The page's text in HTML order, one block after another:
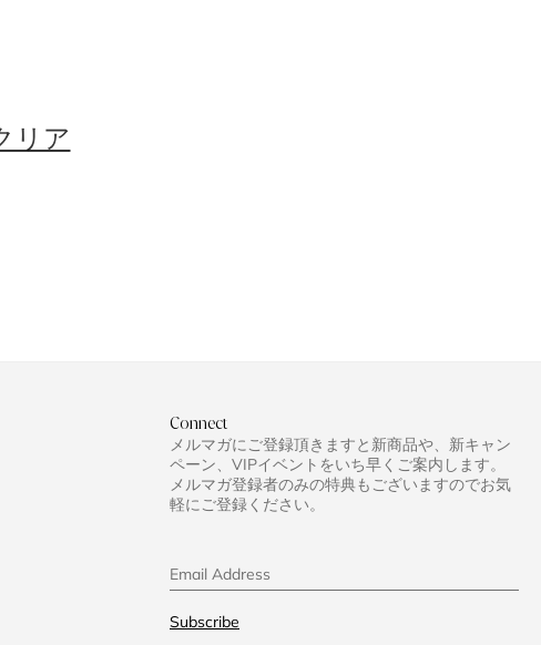
リア
Connect
メルマガにご登録頂きますと新商品や、新キャン
ペーン、VIPイベントをいち早くご案内します。
メルマガ登録者のみの特典もございますのでお気
軽にご登録ください。
Email Address
Subscribe
クーポンや新商品情報、
をいち早くお受け取りいた
に関するテキストメッセー